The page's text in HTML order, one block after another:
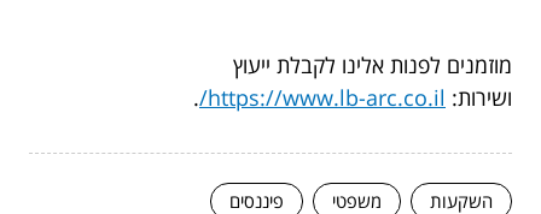
מוזמנים לפנות אלינו לקבלת ייעוץ
ושירות: https://www.lb-arc.co.il/
.
השקעות משפטי פיננסים